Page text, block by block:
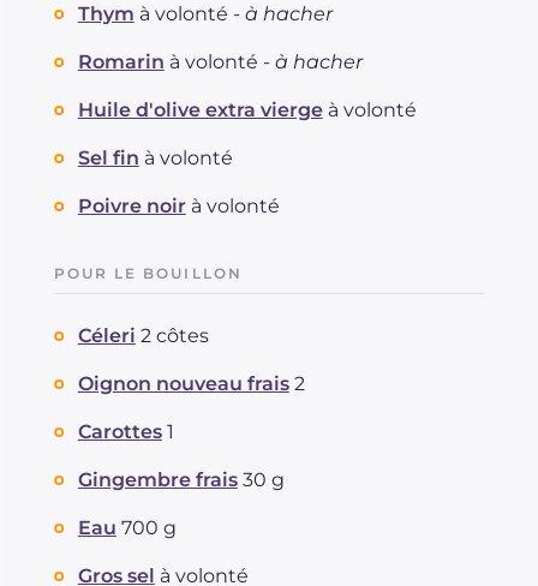
Thym à volonté - à hacher
Romarin à volonté - à hacher
Huile d'olive extra vierge à volonté
Sel fin à volonté
Poivre noir à volonté
POUR LE BOUILLON
Céleri 2 côtes
Oignon nouveau frais 2
Carottes 1
Gingembre frais 30 g
Eau 700 g
Gros sel à volonté